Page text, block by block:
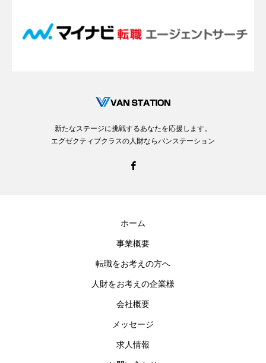
新たなステージに挑戦するあなたを応援します。
エグゼクティブクラスの人財ならバンステーション
ホーム
事業概要
転職をお考えの方へ
人財をお考えの企業様
会社概要
メッセージ
求人情報